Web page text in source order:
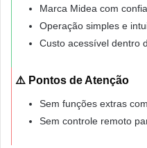
Marca Midea com
Operação simples e
Custo acessível dentro
⚠️ Pontos de Atenção
Sem funções extras
Sem controle remoto